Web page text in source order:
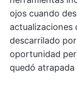
ojos cuando
descarrilado
oportunidad
quedó atrapada